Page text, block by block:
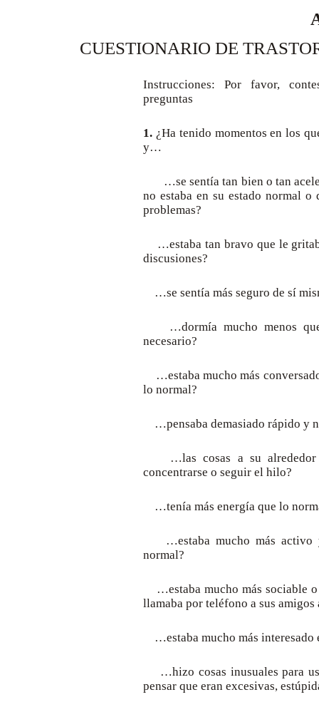
CUESTIONARIO DE
Instrucciones: Por favor,
preguntas
1. ¿Ha tenido momentos en los
y…
…se sentía tan bien o tan
no estaba en su estado normal o
problemas?
…estaba tan bravo que le
discusiones?
…se sentía más seguro de sí
…dormía mucho menos
necesario?
…estaba mucho más
lo normal?
…pensaba demasiado rápido y
…las cosas a su alrededor
concentrarse o seguir el hilo?
…tenía más energía que lo
…estaba mucho más activo
normal?
…estaba mucho más sociable
llamaba por teléfono a sus
…estaba mucho más interesado
…hizo cosas inusuales para
pensar que eran excesivas,